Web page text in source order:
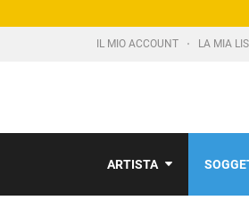
IL MIO ACCOUNT LA MIA
ARTISTA